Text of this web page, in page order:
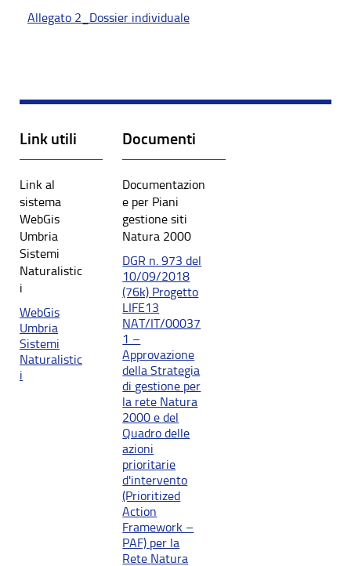
Allegato 2_Dossier individuale
Link utili
Link al
sistema
WebGis
Umbria
Sistemi
Naturalistic
i
WebGis
Umbria
Sistemi
Naturalistic
i
Documenti
Documentazion
e per Piani
gestione siti
Natura 2000
DGR n. 973 del
10/09/2018
(76k) Progetto
LIFE13
NAT/IT/00037
1 –
Approvazione
della Strategia
di gestione per
la rete Natura
2000 e del
Quadro delle
azioni
prioritarie
d'intervento
(Prioritized
Action
Framework –
PAF) per la
Rete Natura